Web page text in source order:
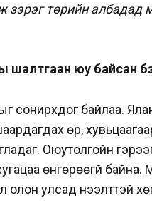
төрийн албадад
шалтгаан юу байсан
сонирхдог байлаа.
өр,
Оюутолгойн
өнгөрөөгүй
улсад нээлттэй